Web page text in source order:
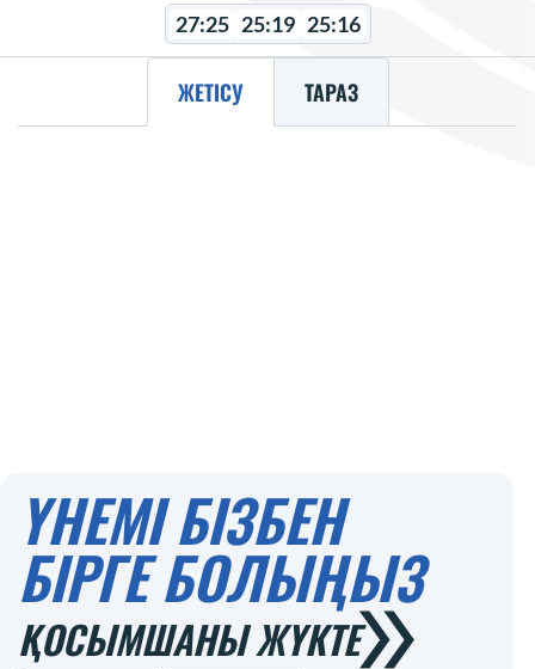
27:25 25:19 25:16
ЖЕТІСУ ТАРАЗ
ҮНЕМІ БІЗБЕН
БІРГЕ БОЛЫҢЫЗ
ҚОСЫМШАНЫ ЖҮКТЕ